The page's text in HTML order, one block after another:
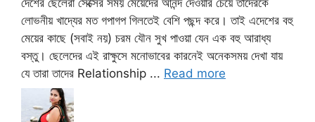
লোভনীয় খাদ্যের মত গপাগপ গিলতেই বেশি পছন্দ করে। তাই এদেশের বহু
মেয়ের কাছে (সবাই নয়) চরম যৌন সুখ পাওয়া যেন এক বহু আরাধ্য
বস্তু। ছেলেদের এই রাক্ষুসে মনোভাবের কারনেই অনেকসময় দেখা যায়
যে তারা তাদের Relationship ... Read more